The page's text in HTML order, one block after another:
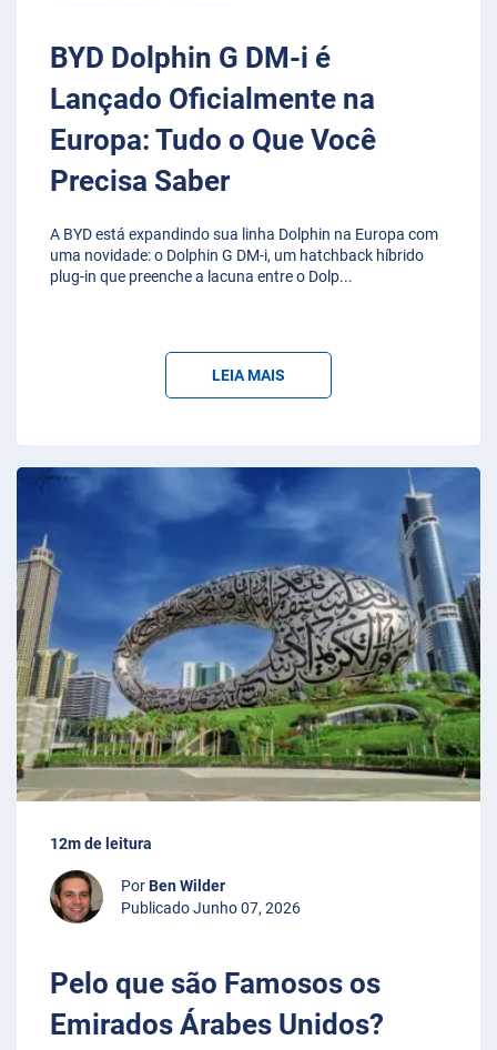
BYD Dolphin G DM-i é
Lançado Oficialmente na
Europa: Tudo o Que Você
Precisa Saber
A BYD está expandindo sua linha Dolphin na Europa com
uma novidade: o Dolphin G DM-i, um hatchback híbrido
plug-in que preenche a lacuna entre o Dolp...
LEIA MAIS
12m de leitura
PorBen Wilder
Publicado Junho 07, 2026
Pelo que são Famosos os
Emirados Árabes Unidos?